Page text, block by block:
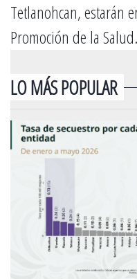
Tetlanohcan, estarán
Promoción de la Salud.
LO MÁS POPULAR